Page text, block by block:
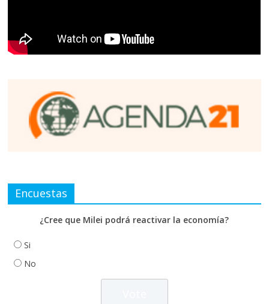
Encuestas
¿Cree que Milei podrá reactivar la economía?
Si
No